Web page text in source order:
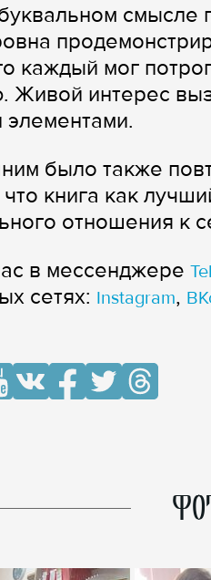
смысле
каждый мог
Живой интерес
было также
что книга как
отношения к
в мессенджере
сетях: Instagram,